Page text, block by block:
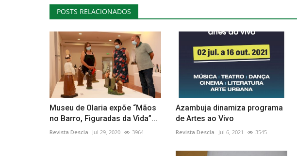
POSTS RELACIONADOS
Museu de Olaria expõe “Mãos
no Barro, Figuradas da Vida”...
Revista Descla Jul 29, 2020 3964
Azambuja dinamiza programa
de Artes ao Vivo
Revista Descla Jul 6, 2021 3545